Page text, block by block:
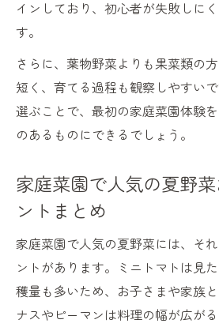
インしており、初心者が失敗しに
す。
さらに、葉物野菜よりも果菜類の
短く、育てる過程も観察しやすい
選ぶことで、最初の家庭菜園体験
のあるものにできるでしょう。
家庭菜園で人気の夏野
ントまとめ
家庭菜園で人気の夏野菜には、そ
ントがあります。ミニトマトは見
穫量も多いため、お子さまや家族と
ナスやピーマンは料理の幅が広が